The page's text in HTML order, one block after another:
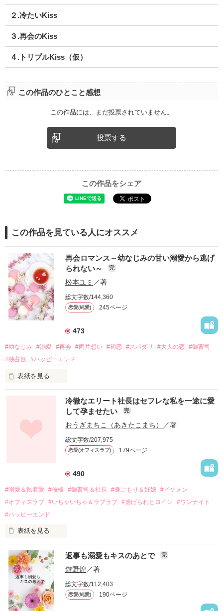
２.冷たいKiss
３.再会のKiss
４.トリプルKiss（仮）
この作品のひとこと感想
この作品には、まだ投票されていません。
投票する
この作品をシェア
この作品を見ている人にオススメ
再会ロマンス～幼なじみの甘い溺愛から逃げ
られない～
完
松本ユミ ／著
総文字数/144,360
恋愛(純愛) 245ページ
473
#幼なじみ #溺愛 #再会 #両片想い #初恋 #スパダリ #大人の恋 #御曹司
#独占欲
#ハッピーエンド
表紙を見る
幼なじみの哲平に淡い恋心を抱いていた美桜。
しかし、ある出来事をきっかけに二人の関係は壊れてしまう。
関係修復もできないまま、美桜は両親の離婚によって
引っ越すことになり、哲平とも離れ離れになった。
それから約十二年後。
過去の傷から、二度と会いたくないと思っていた哲平に
運命のような再会を果たす。
酔った勢いで一夜を共にしてしまった。
さらに、美桜が初めてだと知った哲平は
『責任をとる、結婚しよう』と真っ直ぐに告げてきた。
戸惑う美桜とは裏腹に、好きという気持ちを隠すことなく
甘やかしてくる。
そんなある日、哲平は美桜がストーカー被害に
遭っていることを知る。
美桜を守るため、哲平は同居を提案してきて――。
冷徹なエリート社長はセフレな私を一途に愛
して孕ませたい
完
おうぎまちこ（あきたこまち） ／著
総文字数/207,975
恋愛(オフィスラブ) 179ページ
490
#溺愛＆執着愛 #俺様 #御曹司＆社長 #身ごもり＆妊娠 #イケメン
#オフィスラブ #いちゃいちゃ＆ラブラブ #虐げられヒロイン
#ワンナイト
#ハッピーエンド
表紙を見る
おかしな噂を流されて前の職場でうまくいかなかった梅田美
桜は、海外で傷心旅行をしていたところ、日本人美青年と出会
い、酒の勢いもあり一夜限りの関係となる。
帰国後、美桜は新しい職場でワンナイトした美青年と再会。
なんと彼の正体は、とある財閥御曹司にも関わらず、一族を離
れて起業した新進気鋭の実業家、社内でも冷徹だと評判な社長
――御影恭司その人だったのだ――！
返事も溺愛もキスのあとで 完
遊野煌／著
総文字数/112,403
恋愛(純愛) 190ページ